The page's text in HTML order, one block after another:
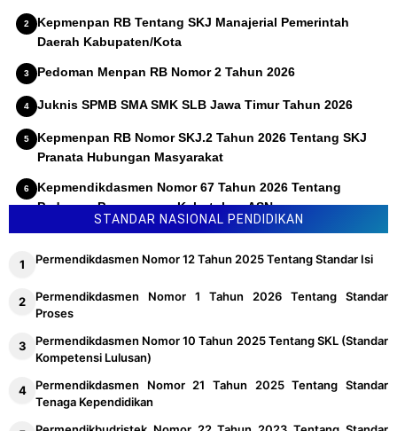
Kepmenpan RB Tentang SKJ Manajerial Pemerintah
Daerah Kabupaten/Kota
Pedoman Menpan RB Nomor 2 Tahun 2026
Juknis SPMB SMA SMK SLB Jawa Timur Tahun 2026
Kepmenpan RB Nomor SKJ.2 Tahun 2026 Tentang SKJ
Pranata Hubungan Masyarakat
Kepmendikdasmen Nomor 67 Tahun 2026 Tentang
Pedoman Penyusunan Kebutuhan ASN
STANDAR NASIONAL PENDIDIKAN
Permendikdasmen Nomor 12 Tahun 2025 Tentang Standar Isi
Permendikdasmen Nomor 1 Tahun 2026 Tentang Standar
Proses
Permendikdasmen Nomor 10 Tahun 2025 Tentang SKL (Standar
Kompetensi Lulusan)
Permendikdasmen Nomor 21 Tahun 2025 Tentang Standar
Tenaga Kependidikan